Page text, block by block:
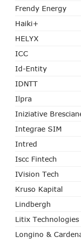
Frendy Energy
Haiki+
HELYX
ICC
Id-Entity
IDNTT
Ilpra
Iniziative
Integrae SIM
Intred
Iscc Fintech
IVision Tech
Kruso Kapital
Lindbergh
Litix Technologies
Longino &